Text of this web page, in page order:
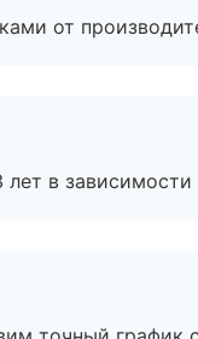
от
в зависимости